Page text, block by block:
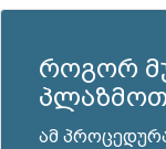
როგორ
ამ